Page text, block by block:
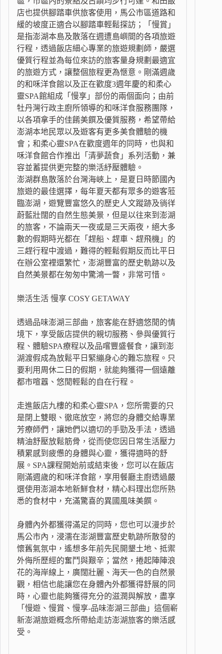
店也提供腳踏車供旅客使用，馬公市區道路和
緩的坡度正適合以腳踏車輕鬆探訪；「慢賞」
是指澎湖本島及散落在週遭島嶼間的各項旅遊
行程，透過飯店細心專業的旅遊規劃師，嚴選
優質行程並為每位來訪的旅客量身規劃最適宜
的旅遊方式，讓整個旅程更為愜意。剛滿週歲
的和咊洋食館以及正在歡度3週年慶的和柔心
靈SPA館組成「慢享」部份的兩個面向；由前
牡丹灣行政主廚所領導的和咊洋食服務團隊，
以各項拿手的佳餚美饌及優質服務，希望帶給
澎湖本地民眾以及遊客有更多美食體驗的機
會；和柔心靈SPA在歡度週年的同時，也與和
咊洋食館合作推出「清夢蔬食」系列活動，兼
容並蓄提供更完整的樂活紓壓體驗。
澎湖群島散落於台灣海峽上，是夏日時節國內
旅遊的最佳選擇，每年夏天都有眾多的遊客蒞
臨澎湖，遊覽豐富悠久的歷史人文蹤跡及徜徉
蔚藍壯闊的自然生態美景，但是以往來到澎湖
的旅客，不論兩天一夜或是三天兩夜，絕大多
數的假期時光都在「趕船、趕車、趕飛機」的
三趕行程中渡過，難得的輕鬆假期反而比平日
在辦公室裡還繁忙，澎湖豐富的歷史軌跡以及
自然美景都在匆匆中驚鴻一瞥，非常可惜。
樂活生活 慢享 COSY GETAWAY
透過品味澎湖三部曲，旅客能在舒適悠閒的情
境下，享受飯店提供的親切服務、參與優質行
程、體驗SPA療程以及品嚐豐盛餐食，讓到澎
湖渡假成為放鬆平日緊繃身心的難忘旅程。只
要利用周休二日的假期，就能夠獲得一個遠離
都市喧囂、悠閒輕鬆的自在行程。
走進飯店九樓的和柔心靈SPA，您所需要的只
是閉上雙眼、徹底放空，將您的身體交給專業
芳療師們，讓她們以適切的手勁及手法，透過
精油舒壓放鬆筋骨，從而使您因日常生活壓力
積累感到疲憊的身體與心靈，獲得適時的舒
展。SPA課程開始前或結束後，您可以在飯店
剛滿週歲的和咊洋食館，享用餐廳主廚透過嚴
選使用澎湖本地新鮮食材，精心料理出您所熟
悉的食材中，充滿驚喜的異國風味美饌。
身體內外都獲得滿足的同時，您也可以漫步於
馬公市內，浸濡在澎湖豐富歷史軌跡所散發的
懷舊氣氛中，遙想多年前先民開墾土地、抵禦
外侮所歷經的奮鬥與艱辛；當然，捲起陣陣浪
花的海岸線上，廣闊壯麗、海天一色的自然景
觀，相信也能讓您在身體內外都獲得舒展的同
時，心靈也能夠獲得充分的滋潤與解放，盡享
「慢遊、慢賞、慢享-品味澎湖三部曲」這個嶄
新澎湖旅遊概念所帶給走訪澎湖旅客的樂活感
受。